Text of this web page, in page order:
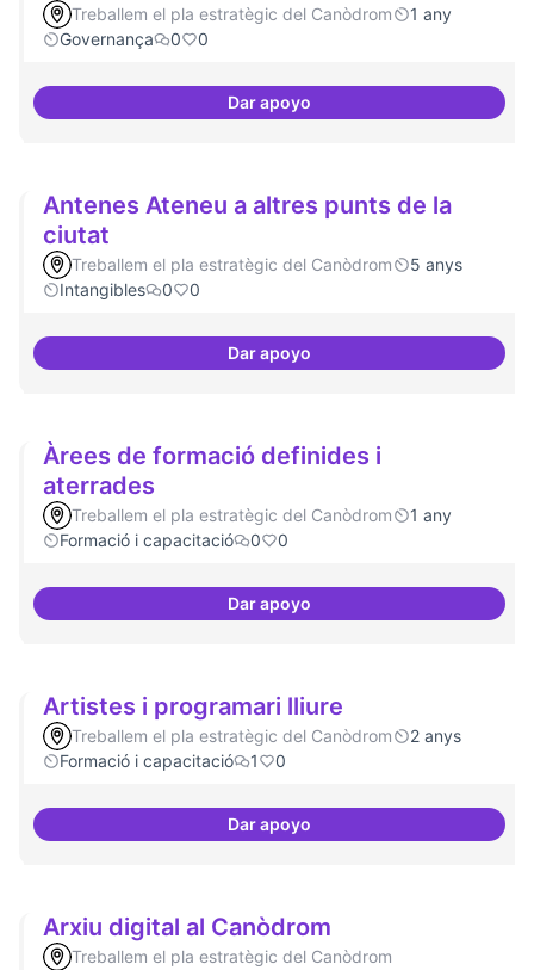
Treballem el pla estratègic del Canòdrom
1 any
Governança
0 0
Dar apoyoActividades vinculadas a la
Antenes Ateneu a altres punts de la
ciutat
Treballem el pla estratègic del Canòdrom
5 anys
Intangibles
0 0
Dar apoyoAntenes Ateneu a altres punts
Àrees de formació definides i
aterrades
Treballem el pla estratègic del Canòdrom
1 any
Formació i capacitació
0 0
Dar apoyoÀrees de formació definides i
Artistes i programari lliure
Treballem el pla estratègic del Canòdrom
2 anys
Formació i capacitació
1 0
Dar apoyoArtistes i programari lliure
Arxiu digital al Canòdrom
Treballem el pla estratègic del Canòdrom